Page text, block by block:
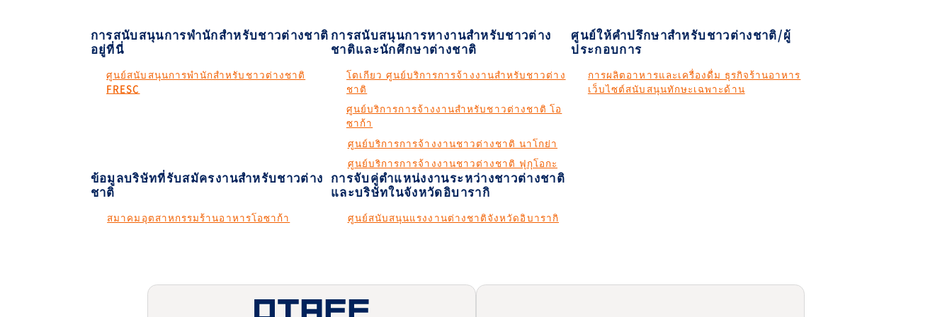
การสนับสนุนการพำนักสำหรับชาวต่างชาติ
อยู่ที่นี่
ศูนย์สนับสนุนการพำนักสำหรับชาวต่างชาติ
FRESC
การสนับสนุนการหางานสำหรับชาวต่าง
ชาติและนักศึกษาต่างชาติ
โตเกียว ศูนย์บริการการจ้างงานสำหรับชาวต่าง
ชาติ
ศูนย์บริการการจ้างงานสำหรับชาวต่างชาติ โอ
ซาก้า
ศูนย์บริการการจ้างงานชาวต่างชาติ นาโกย่า
ศูนย์บริการการจ้างงานชาวต่างชาติ ฟุกุโอกะ
ศูนย์ให้คำปรึกษาสำหรับชาวต่างชาติ/ผู้
ประกอบการ
การผลิตอาหารและเครื่องดื่ม ธุรกิจร้านอาหาร
เว็บไซต์สนับสนุนทักษะเฉพาะด้าน
ข้อมูลบริษัทที่รับสมัครงานสำหรับชาวต่าง
ชาติ
สมาคมอุตสาหกรรมร้านอาหารโอซาก้า
การจับคู่ตำแหน่งงานระหว่างชาวต่างชาติ
และบริษัทในจังหวัดอิบารากิ
ศูนย์สนับสนุนแรงงานต่างชาติจังหวัดอิบารากิ